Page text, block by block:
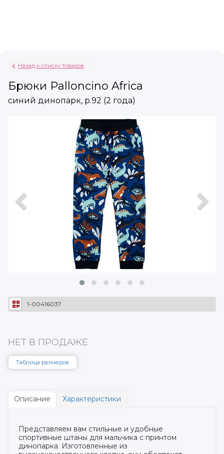
Назад к списку товаров
Брюки Palloncino Africa
синий динопарк, р.92 (2 года)
1-00416037
НЕТ В ПРОДАЖЕ
Таблица размеров
Описание Характеристики
Представляем вам стильные и удобные
спортивные штаны для мальчика с принтом
динопарка. Изготовленные из